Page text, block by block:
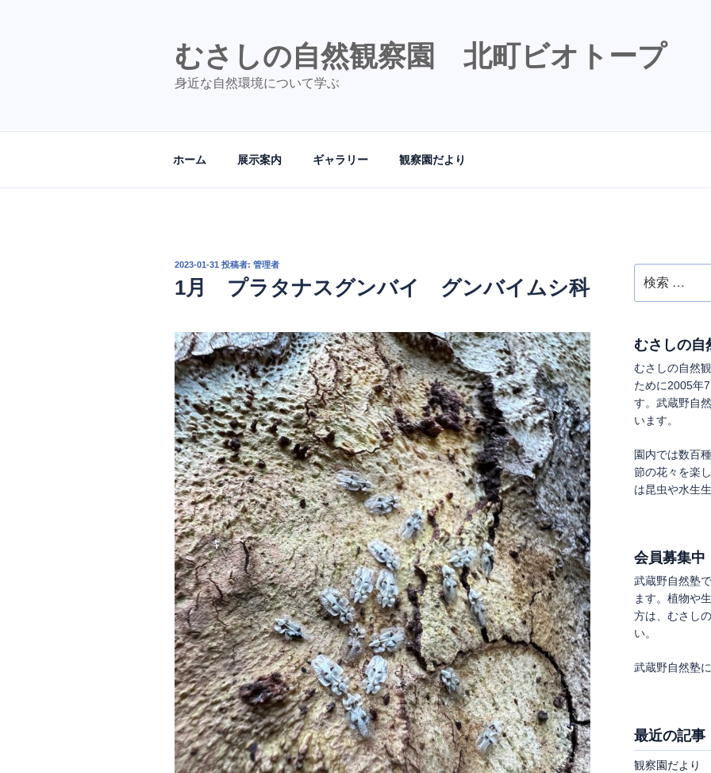
むさしの自然観察園 北町ビオトープ
身近な自然環境について学ぶ
ホーム 展示案内 ギャラリー 観察園だより
投
2023-01-31 投稿者: 管理者
1月 プラタナスグンバイ グンバイムシ科
索:
むさしの自
むさしの自然
ために2005年
す。武蔵野自
います。
園内では数百
節の花々を楽
は昆虫や水生
会員募集中
武蔵野自然塾
ます。植物や
方は、むさし
い。
武蔵野自然塾
最近の記事
観察園だより